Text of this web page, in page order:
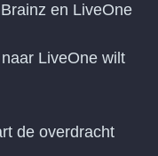
en LiveOne
LiveOne wilt
de overdracht